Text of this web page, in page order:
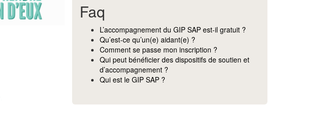
Faq
L’accompagnement du GIP SAP est-il gratuit ?
Qu’est-ce qu’un(e) aidant(e) ?
Comment se passe mon inscription ?
Qui peut bénéficier des dispositifs de soutien et
d’accompagnement ?
Qui est le GIP SAP ?